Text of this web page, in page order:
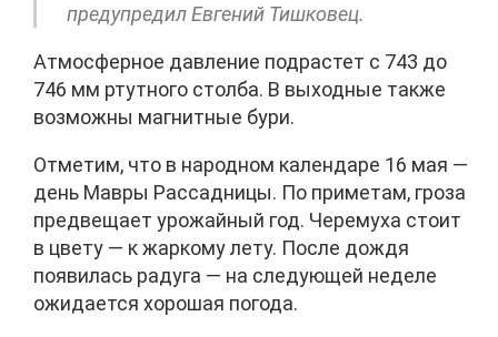
предупредил Евгений Тишковец.
Атмосферное давление подрастет с 743 до
746 мм ртутного столба. В выходные также
возможны магнитные бури.
Отметим, что в народном календаре 16 мая —
день Мавры Рассадницы. По приметам, гроза
предвещает урожайный год. Черемуха стоит
в цвету — к жаркому лету. После дождя
появилась радуга — на следующей неделе
ожидается хорошая погода.